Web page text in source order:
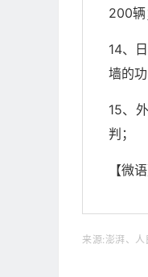
200辆
14、
墙的
15、
判；
【微
来源:澎湃、